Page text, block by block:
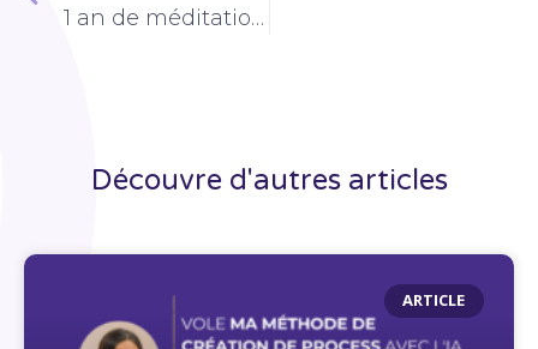
1 an de méditation : quels outils j’ai utilisés pour passer de débutante absolue à pratiquante régulière
Découvre d'autres articles
ARTICLE